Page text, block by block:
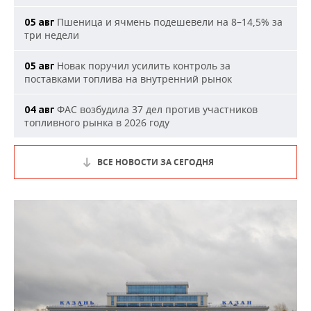
05 авг Пшеница и ячмень подешевели на 8–14,5% за
три недели
05 авг Новак поручил усилить контроль за
поставками топлива на внутренний рынок
04 авг ФАС возбудила 37 дел против участников
топливного рынка в 2026 году
ВСЕ НОВОСТИ ЗА СЕГОДНЯ